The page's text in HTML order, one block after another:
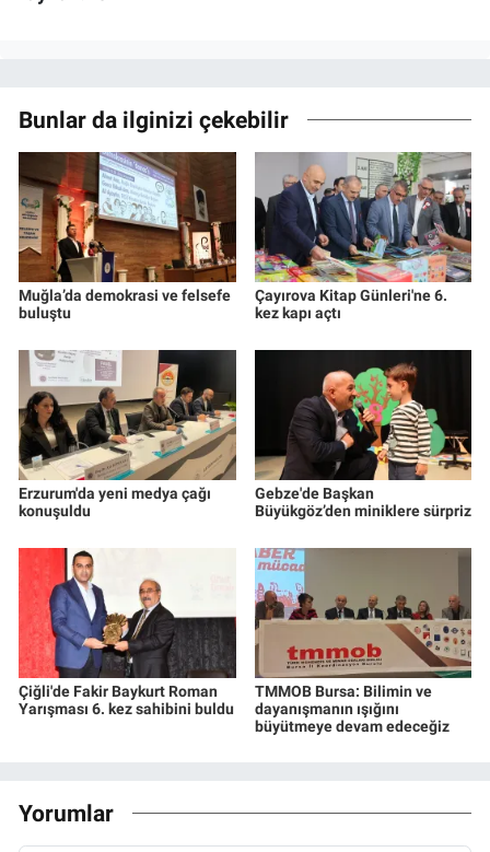
Bunlar da ilginizi çekebilir
Muğla’da demokrasi ve felsefe
buluştu
Çayırova Kitap Günleri'ne 6.
kez kapı açtı
Erzurum'da yeni medya çağı
konuşuldu
Gebze'de Başkan
Büyükgöz’den miniklere sürpriz
Çiğli'de Fakir Baykurt Roman
Yarışması 6. kez sahibini buldu
TMMOB Bursa: Bilimin ve
dayanışmanın ışığını
büyütmeye devam edeceğiz
Yorumlar